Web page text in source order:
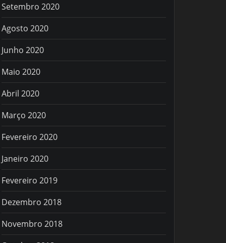
Setembro 2020
Agosto 2020
Junho 2020
Maio 2020
Abril 2020
Março 2020
Fevereiro 2020
Janeiro 2020
Fevereiro 2019
Dezembro 2018
Novembro 2018